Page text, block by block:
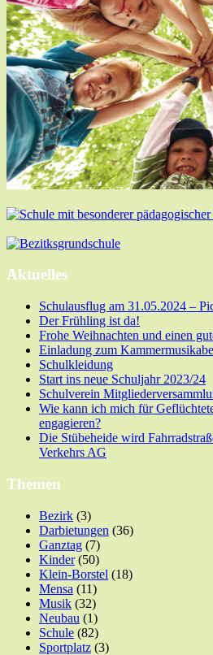
Aktuelles
Schulausflug am 31.05.2024 –
Der Frühling ist da!
Frohe Weihnachten und einen
Einladung zum
Schulkleidung
Start ins neue Schuljahr 2023/24
Schulverein
Wie kann ich mich für
engagieren?
Die Stübeheide wird
Verkehrs AG
Themen
Bezirk (3)
Darbietungen (36)
Ganztag (7)
Kinder(50)
Klein-Borstel (18)
Mensa (11)
Musik (32)
Neubau (1)
Schule (82)
Sportplatz (3)